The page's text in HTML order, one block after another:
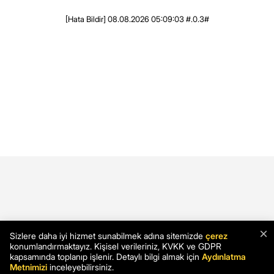
[Hata Bildir] 08.08.2026 05:09:03 #.0.3#
×
Sizlere daha iyi hizmet sunabilmek adına sitemizde çerez
konumlandırmaktayız. Kişisel verileriniz, KVKK ve GDPR
kapsamında toplanıp işlenir. Detaylı bilgi almak için Aydınlatma
Metnimizi inceleyebilirsiniz.